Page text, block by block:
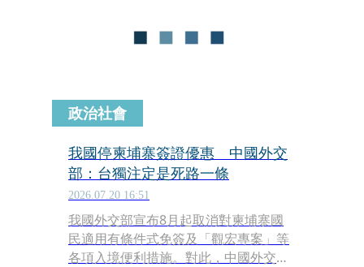
政治社會
我國停柬埔寨簽證優惠 中國外交
部：台獨注定是死路一條
2026.07.20 16:51
我國外交部宣布8月起取消對柬埔寨國
民適用有條件式免簽及「觀宏專案」等
各項入境便利措施。對此，中國外交部